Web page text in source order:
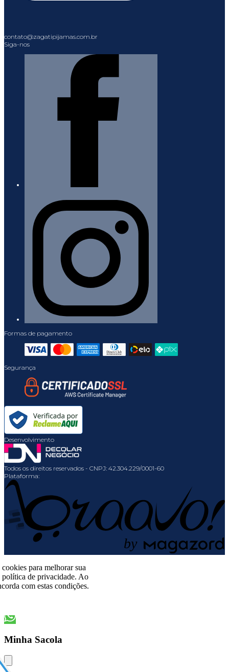
contato@zagatipijamas.com.br
Siga-nos
Formas de pagamento
Segurança
Desenvolvimento
Todos os direitos reservados - CNPJ: 42.304.229/0001-60
Plataforma:
by
para melhorar sua
política de privacidade. Ao
com estas condições.
Minha Sacola